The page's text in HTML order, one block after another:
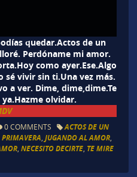
quedar.Actos de un
Perdóname mi amor.
como ayer.Ese.Algo
sé vivir sin ti.Una vez más.
a ver. Dime, dime,dime.Te
olvidar.
0 COMMENTS
ACTOS DE UN
JUGANDO AL AMOR,
, NECESITO DECIRTE, TE MIRE